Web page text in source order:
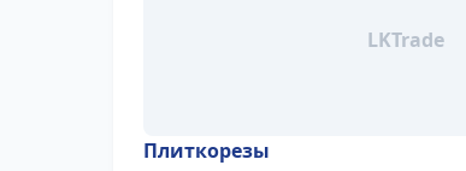
Плиткорезы